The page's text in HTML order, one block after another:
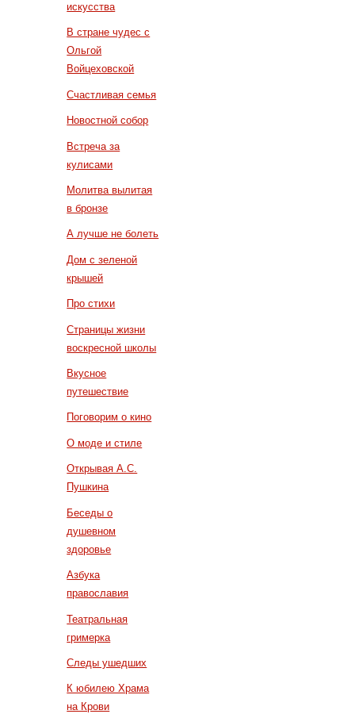
искусства
В стране чудес с
Ольгой
Войцеховской
Счастливая семья
Новостной собор
Встреча за
кулисами
Молитва вылитая
в бронзе
А лучше не болеть
Дом с зеленой
крышей
Про стихи
Страницы жизни
воскресной школы
Вкусное
путешествие
Поговорим о кино
О моде и стиле
Открывая А.С.
Пушкина
Беседы о
душевном
здоровье
Азбука
православия
Театральная
гримерка
Следы ушедших
К юбилею Храма
на Крови